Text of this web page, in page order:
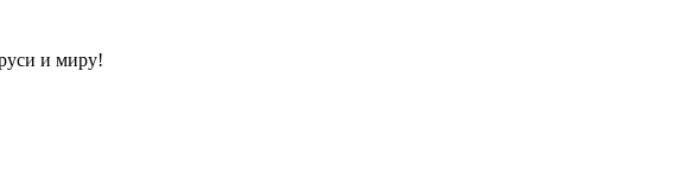
и миру!